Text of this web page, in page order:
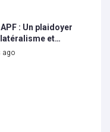
: Un plaidoyer
et…
ago